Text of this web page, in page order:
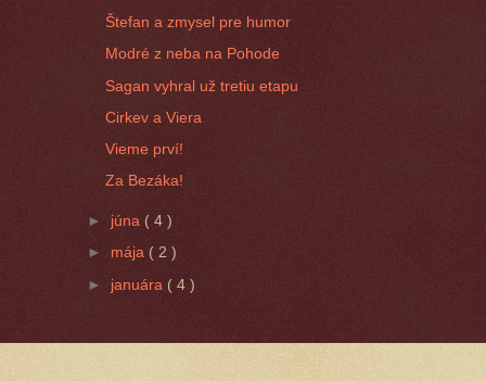
Štefan a zmysel pre humor
Modré z neba na Pohode
Sagan vyhral už tretiu etapu
Cirkev a Viera
Vieme prví!
Za Bezáka!
► júna ( 4 )
► mája ( 2 )
► januára ( 4 )